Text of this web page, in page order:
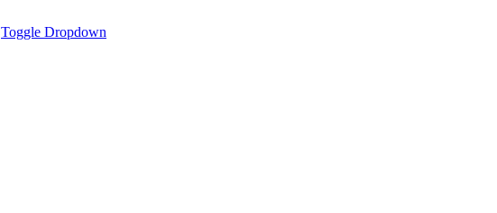
Toggle Dropdown